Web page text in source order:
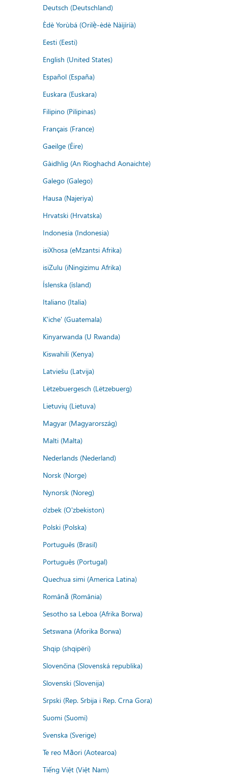
Deutsch (Deutschland)
Èdè Yorùbá (Orilẹ̀-èdè Nàìjíríà)
Eesti (Eesti)
English (United States)
Español (España)
Euskara (Euskara)
Filipino (Pilipinas)
Français (France)
Gaeilge (Éire)
Gàidhlig (An Rìoghachd Aonaichte)
Galego (Galego)
Hausa (Najeriya)
Hrvatski (Hrvatska)
Indonesia (Indonesia)
isiXhosa (eMzantsi Afrika)
isiZulu (iNingizimu Afrika)
Íslenska (ísland)
Italiano (Italia)
K'iche' (Guatemala)
Kinyarwanda (U Rwanda)
Kiswahili (Kenya)
Latviešu (Latvija)
Lëtzebuergesch (Lëtzebuerg)
Lietuvių (Lietuva)
Magyar (Magyarország)
Malti (Malta)
Nederlands (Nederland)
Norsk (Norge)
Nynorsk (Noreg)
o'zbek (O'zbekiston)
Polski (Polska)
Português (Brasil)
Português (Portugal)
Quechua simi (America Latina)
Română (România)
Sesotho sa Leboa (Afrika Borwa)
Setswana (Aforika Borwa)
Shqip (shqipëri)
Slovenčina (Slovenská republika)
Slovenski (Slovenija)
Srpski (Rep. Srbija i Rep. Crna Gora)
Suomi (Suomi)
Svenska (Sverige)
Te reo Māori (Aotearoa)
Tiếng Việt (Việt Nam)